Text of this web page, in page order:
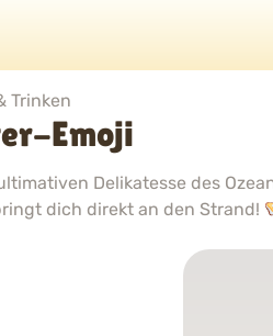
Trinken
Emoji
Delikatesse des
dich direkt an den Strand!